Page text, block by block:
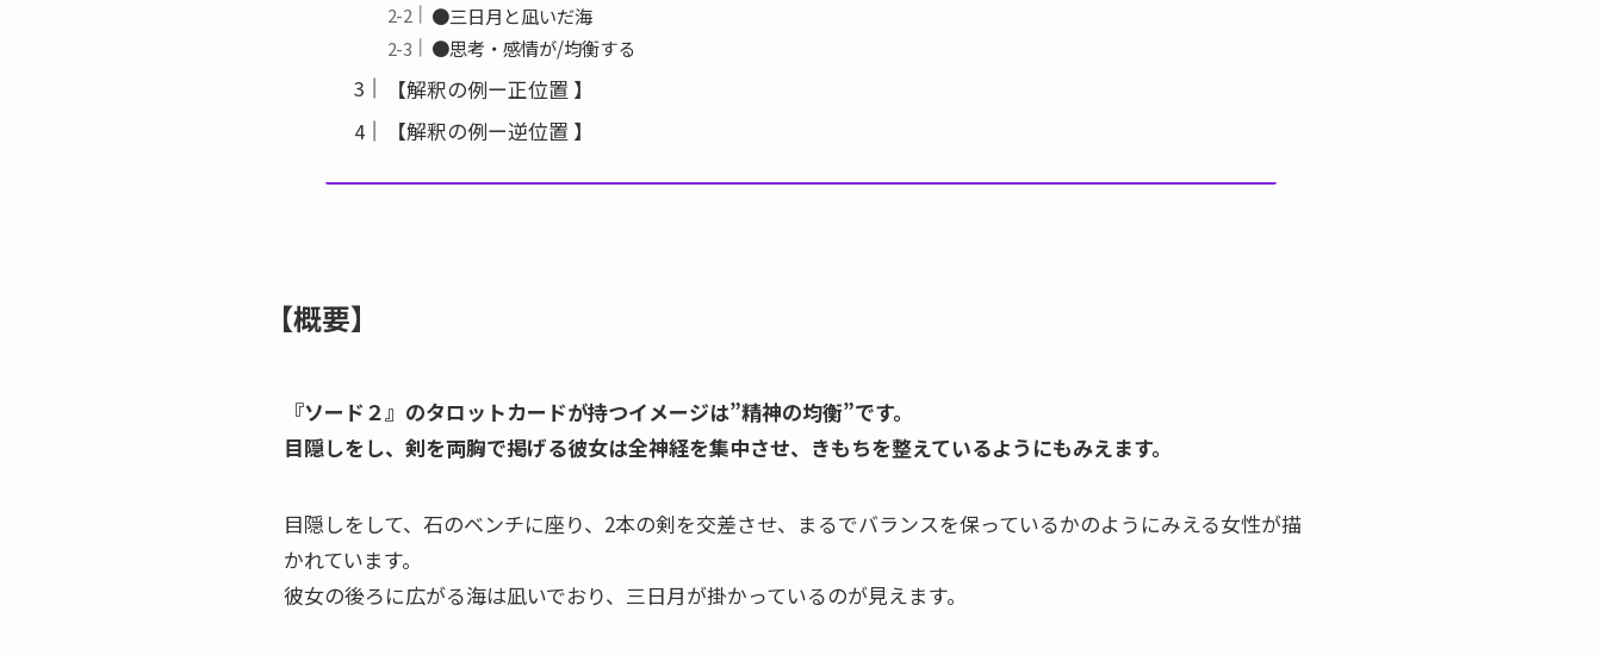
●三日月と凪いだ海
●思考・感情が/均衡する
【解釈の例ー正位置 】
【解釈の例ー逆位置 】
【概要】
『ソード２』のタロットカードが持つイメージは”精神の均衡”です。
目隠しをし、剣を両胸で掲げる彼女は全神経を集中させ、きもちを整えているようにもみえます。
目隠しをして、石のベンチに座り、2本の剣を交差させ、まるでバランスを保っているかのようにみえる女性が描
かれています。
彼女の後ろに広がる海は凪いでおり、三日月が掛かっているのが見えます。